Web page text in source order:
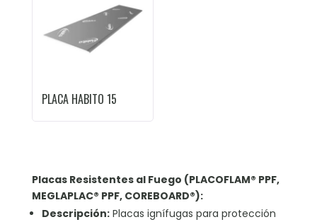
PLACA HABITO 15
Placas Resistentes al Fuego (PLACOFLAM® PPF,
MEGLAPLAC® PPF, COREBOARD®):
Descripción:Placas ignífugas para protección